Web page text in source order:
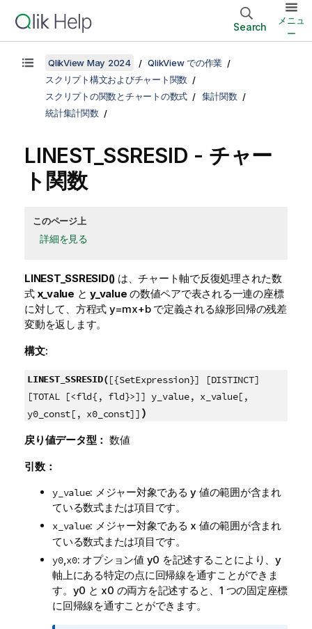
Search
メニュ
ー
QlikView May 2024
QlikView での作業
スクリプト構文およびチャート関数
スクリプトの関数とチャートの数式
集計関数
統計集計関数
LINEST_SSRESID - チャー
ト関数
このページ上
詳細を見る
LINEST_SSRESID() は、チャート軸で反復処理された数
式 x_value と y_value の数値ペアで表される一連の座標
に対して、方程式 y=mx+bで定義される線形回帰の残差
変動を返します。
構文:
LINEST_SSRESID([{SetExpression}] [DISTINCT]
[TOTAL [<fld{, fld}>]] y_value, x_value[,
y0_const[, x0_const]] )
戻り値データ型： 数値
引数：
y_value: メジャー対象であるy 値の範囲が含まれ
ている数式または項目です。
x_value: メジャー対象である x 値の範囲が含まれ
ている数式または項目です。
y0,x0: オプション値 y0 を記述することにより、y
軸上にある特定の点に回帰線を通すことができま
す。 y0 と x0 の両方を記述すると、1 つの固定座標
に回帰線を通すことができます。